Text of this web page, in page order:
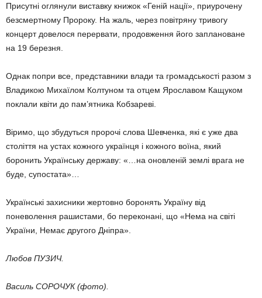
Присутні оглянули вистав­ку книжок «Геній нації», приурочену
безсмертному Пророку. На жаль, через повітряну тривогу
концерт довелося перервати, про­довження його заплановане
на 19 березня.
Однак попри все, представ­ники влади та громадськості разом з
Владикою Михаїлом Колтуном та отцем Яросла­вом Кащуком
поклали квіти до пам’ятника Кобзареві.
Віримо, що збудуться про­рочі слова Шевченка, які є уже два
століття на устах кож­­ного українця і кожного воїна, який
боронить Україн­ську державу: «…на оновле­ній землі врага не
буде, су­постата»…
Українські захисники жер­тов­но боронять Україну від
поневолення рашистами, бо переконані, що «Нема на сві­ті
України, Немає другого Дніп­ра».
Любов ПУЗИЧ.
Василь СОРОЧУК (фото).